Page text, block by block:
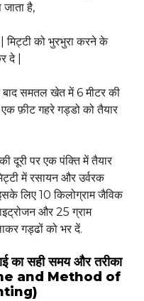
है,
मिट्टी को भुरभुरा करने के
दे |
बाद समतल खेत में 6 मीटर की
फ़ीट गहरे गड्डो को तैयार
दूरी पर एक पंक्ति में तैयार
में रसायन और उर्वरक
लिए 10 किलोग्राम जैविक
और 25 ग्राम
गड्ढों को भर दें.
का सही समय और तरीका
and Method of